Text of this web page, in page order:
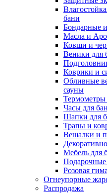
бани
Бондарные
Масла и
Ковши и
Веники для
Коврики и
Обливные
сауны
Термометры
Часы для
Шапки для
Трапы и
Вешалки и
Мебель для
Подарочные
Розовая
Огнеупорные
Распродажа